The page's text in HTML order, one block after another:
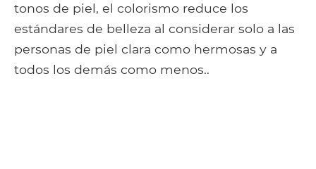
tonos de piel, el colorismo reduce los
estándares de belleza al considerar solo a las
personas de piel clara como hermosas y a
todos los demás como menos..